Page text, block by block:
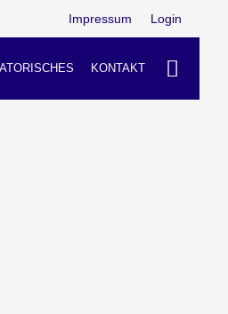
Impressum Login
KONTAKT